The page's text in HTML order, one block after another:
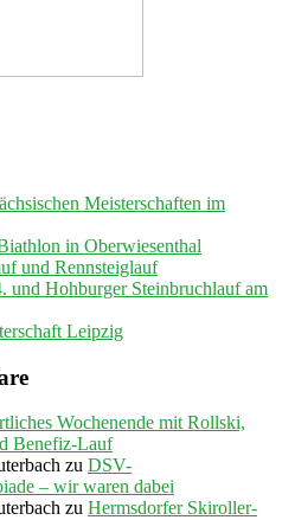
Meisterschaften im
in Oberwiesenthal
und Rennsteiglauf
und Hohburger Steinbruchlauf am
Leipzig
Wochenende mit Rollski,
Benefiz-Lauf
zu DSV-
– wir waren dabei
zu Hermsdorfer Skiroller-